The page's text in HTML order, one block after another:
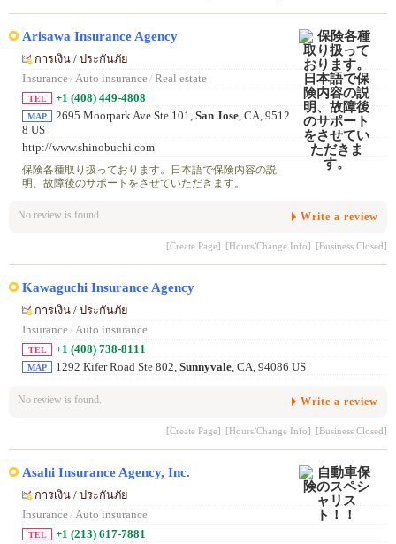
Arisawa Insurance Agency
การเงิน / ประกันภัย
Insurance/ Auto insurance/ Real estate
TEL +1 (408) 449-4808
MAP 2695 Moorpark Ave Ste 101, San Jose, CA, 9512
8 US
http://www.shinobuchi.com
保険各種取り扱っております。日本語で保険内容の説
明、故障後のサポートをさせていただきます。
No review is found. Write a review
[Create Page] [Hours/Change Info] [Business Closed]
Kawaguchi Insurance Agency
การเงิน / ประกันภัย
Insurance/ Auto insurance
TEL +1 (408) 738-8111
MAP 1292 Kifer Road Ste 802, Sunnyvale , CA, 94086 US
No review is found. Write a review
[Create Page] [Hours/Change Info] [Business Closed]
Asahi Insurance Agency, Inc.
การเงิน / ประกันภัย
Insurance/ Auto insurance
TEL
+1 (213) 617-7881